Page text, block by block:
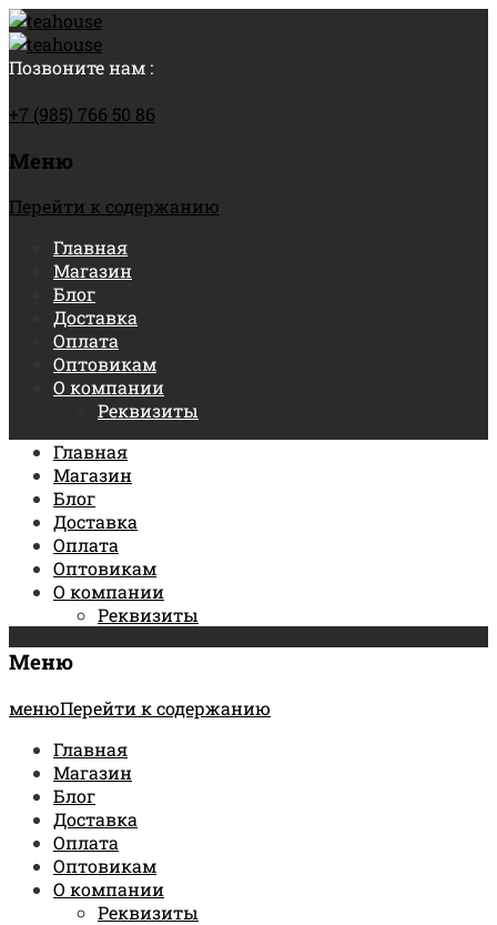
Позвоните нам :
+7 (985) 766 50 86
Меню
Перейти к содержанию
Главная
Магазин
Блог
Доставка
Оплата
Оптовикам
О компании
Реквизиты
Главная
Магазин
Блог
Доставка
Оплата
Оптовикам
О компании
Реквизиты
Меню
менюПерейти к содержанию
Главная
Магазин
Блог
Доставка
Оплата
Оптовикам
О компании
Реквизиты